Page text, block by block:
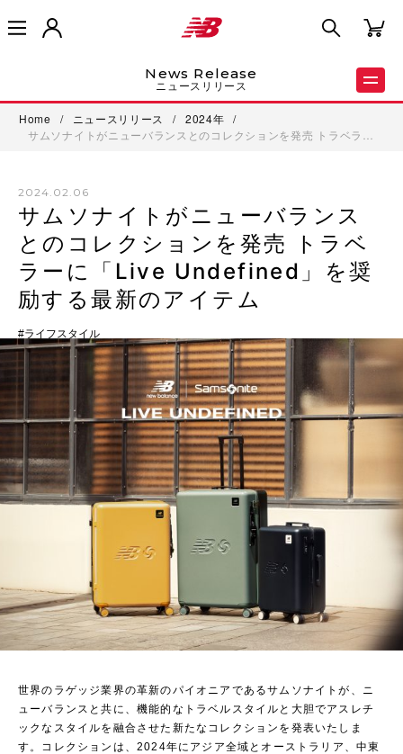
News Release
ニュースリリース
Home / ニュースリリース / 2024年
/
サムソナイトがニューバランスとのコレクションを発売 トラベラ…
2024.02.06
サムソナイトがニューバランス
とのコレクションを発売 トラベ
ラーに「Live Undefined」を奨
励する最新のアイテム
ライフスタイル
世界のラゲッジ業界の革新のパイオニアであるサムソナイトが、ニ
ューバランスと共に、機能的なトラベルスタイルと大胆でアスレチ
ックなスタイルを融合させた新たなコレクションを発表いたしま
す。コレクションは、2024年にアジア全域とオーストラリア、中東